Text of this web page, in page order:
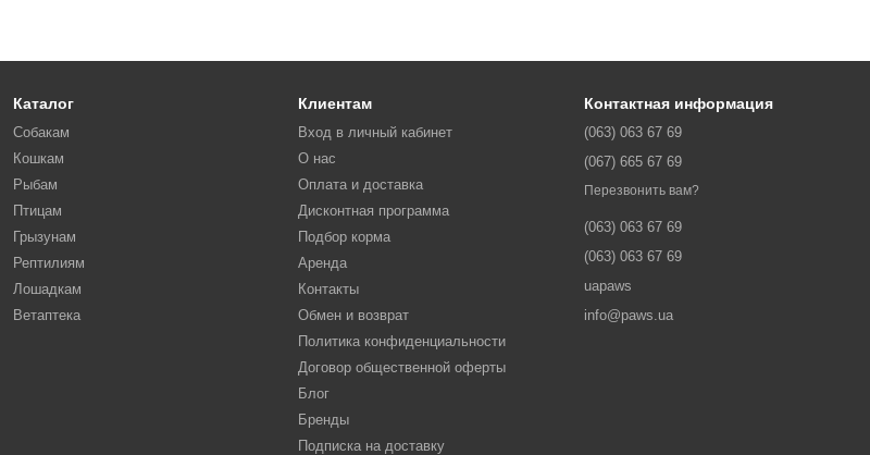
Каталог
Собакам
Кошкам
Рыбам
Птицам
Грызунам
Рептилиям
Лошадкам
Ветаптека
Клиентам
Вход в личный кабинет
О нас
Оплата и доставка
Дисконтная программа
Подбор корма
Аренда
Контакты
Обмен и возврат
Политика конфиденциальности
Договор общественной оферты
Блог
Бренды
Подписка на доставку
Контактная информация
(063) 063 67 69
(067) 665 67 69
Перезвонить вам?
(063) 063 67 69
(063) 063 67 69
uapaws
info@paws.ua